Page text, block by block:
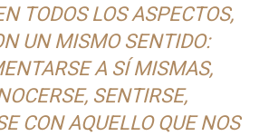
TODOS LOS ASPECTOS,
UN MISMO SENTIDO:
A SÍ MISMAS,
SENTIRSE,
CON AQUELLO QUE NOS